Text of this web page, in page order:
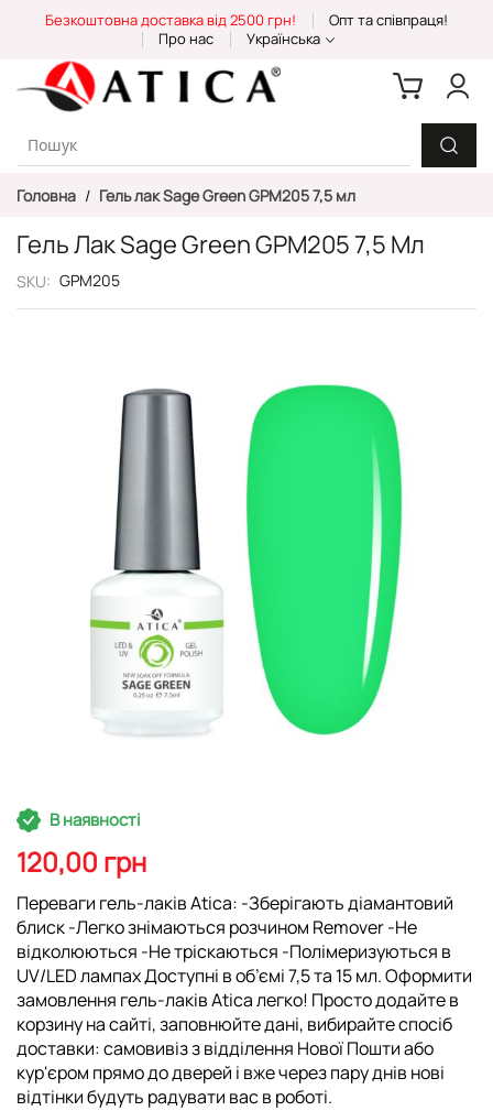
Content
Безкоштовна доставка від 2500 грн!
Опт та співпраця!
Про нас
Українська
Головна Гель лак Sage Green GPM205 7,5 мл
Гель Лак Sage Green GPM205 7,5 Мл
SKU GPM205
Перейти
до
початку
галереї
зображень
В наявності
120,00 грн
Переваги гель-лаків Atica: -Зберігають діамантовий
блиск -Легко знімаються розчином Remover -Не
відколюються -Не тріскаються -Полімеризуються в
UV/LED лампах Доступні в об’ємі 7,5 та 15 мл. Оформити
замовлення гель-лаків Atica легко! Просто додайте в
корзину на сайті, заповнюйте дані, вибирайте спосіб
доставки: самовивіз з відділення Нової Пошти або
кур'єром прямо до дверей і вже через пару днів нові
відтінки будуть радувати вас в роботі.